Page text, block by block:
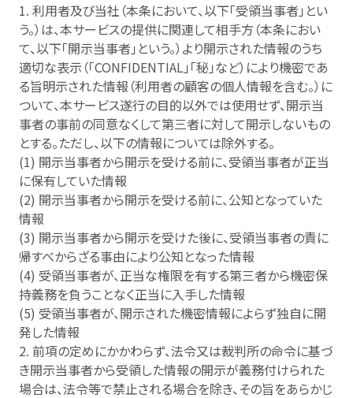
1. 利用者及び当社（本条において、以下「受領当事者」とい
う。）は、本サービスの提供に関連して相手方（本条におい
て、以下「開示当事者」という。）より開示された情報のうち
適切な表示（「CONFIDENTIAL」「秘」など）により機密であ
る旨明示された情報（利用者の顧客の個人情報を含む。）に
ついて、本サービス遂行の目的以外では使用せず、開示当
事者の事前の同意なくして第三者に対して開示しないもの
とする。ただし、以下の情報については除外する。
(1) 開示当事者から開示を受ける前に、受領当事者が正当
に保有していた情報
(2) 開示当事者から開示を受ける前に、公知となっていた
情報
(3) 開示当事者から開示を受けた後に、受領当事者の責に
帰すべからざる事由により公知となった情報
(4) 受領当事者が、正当な権限を有する第三者から機密保
持義務を負うことなく正当に入手した情報
(5) 受領当事者が、開示された機密情報によらず独自に開
発した情報
2. 前項の定めにかかわらず、法令又は裁判所の命令に基づ
き開示当事者から受領した情報の開示が義務付けられた
場合は、法令等で禁止される場合を除き、その旨をあらかじ